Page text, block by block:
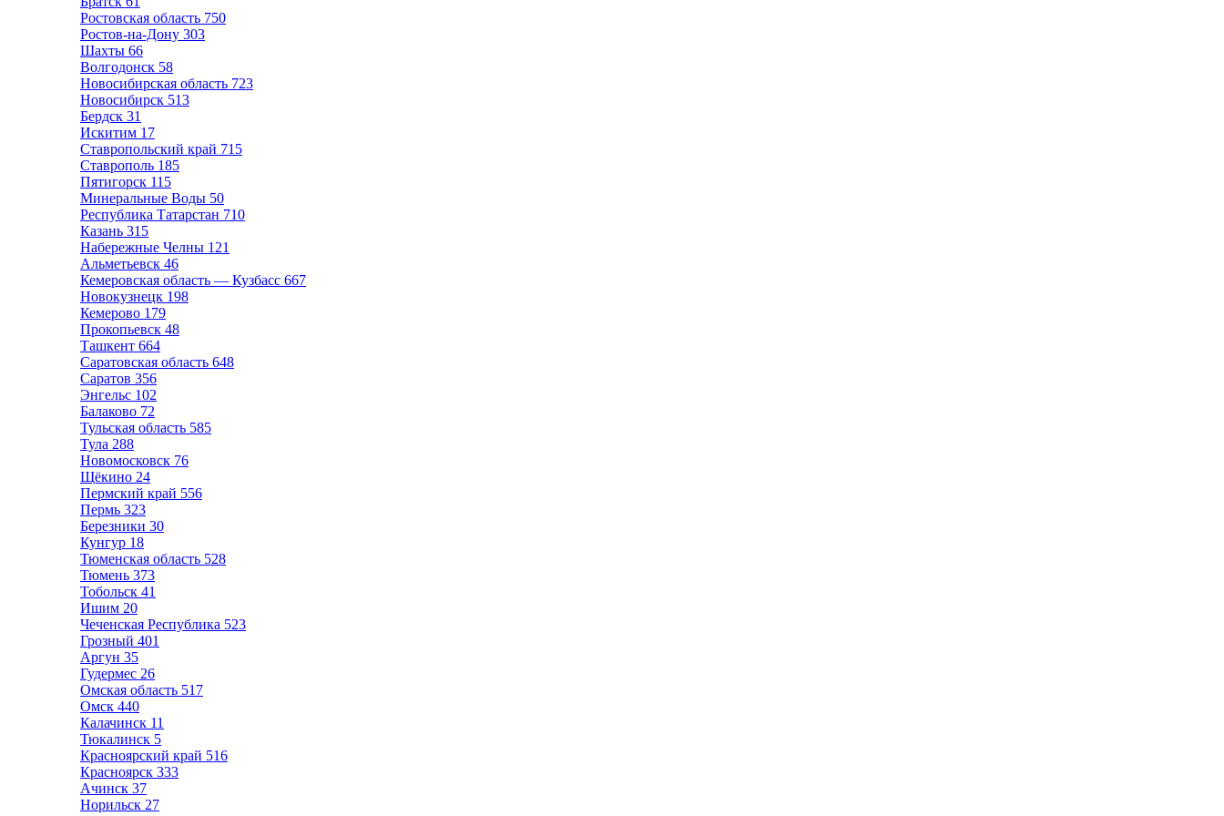
Ростовская область 750
Ростов-на-Дону 303
Шахты 66
Волгодонск 58
Новосибирская область 723
Новосибирск 513
Бердск 31
Искитим 17
Ставропольский край 715
Ставрополь 185
Пятигорск 115
Минеральные Воды 50
Республика Татарстан 710
Казань 315
Набережные Челны 121
Альметьевск 46
Кемеровская область — Кузбасс 667
Новокузнецк 198
Кемерово 179
Прокопьевск 48
Ташкент 664
Саратовская область 648
Саратов 356
Энгельс 102
Балаково 72
Тульская область 585
Тула 288
Новомосковск 76
Щёкино 24
Пермский край 556
Пермь 323
Березники 30
Кунгур 18
Тюменская область 528
Тюмень 373
Тобольск 41
Ишим 20
Чеченская Республика 523
Грозный 401
Аргун 35
Гудермес 26
Омская область 517
Омск 440
Калачинск 11
Тюкалинск 5
Красноярский край 516
Красноярск 333
Ачинск 37
Норильск 27